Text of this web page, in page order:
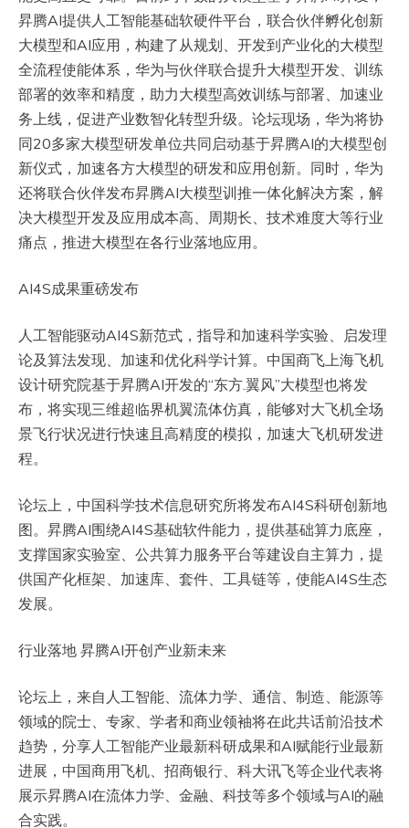
昇腾AI提供人工智能基础软硬件平台，联合伙伴孵化创新
大模型和AI应用，构建了从规划、开发到产业化的大模型
全流程使能体系，华为与伙伴联合提升大模型开发、训练
部署的效率和精度，助力大模型高效训练与部署、加速业
务上线，促进产业数智化转型升级。论坛现场，华为将协
同20多家大模型研发单位共同启动基于昇腾AI的大模型创
新仪式，加速各方大模型的研发和应用创新。同时，华为
还将联合伙伴发布昇腾AI大模型训推一体化解决方案，解
决大模型开发及应用成本高、周期长、技术难度大等行业
痛点，推进大模型在各行业落地应用。
AI4S成果重磅发布
人工智能驱动AI4S新范式，指导和加速科学实验、启发理
论及算法发现、加速和优化科学计算。中国商飞上海飞机
设计研究院基于昇腾AI开发的“东方.翼风”大模型也将发
布，将实现三维超临界机翼流体仿真，能够对大飞机全场
景飞行状况进行快速且高精度的模拟，加速大飞机研发进
程。
论坛上，中国科学技术信息研究所将发布AI4S科研创新地
图。昇腾AI围绕AI4S基础软件能力，提供基础算力底座，
支撑国家实验室、公共算力服务平台等建设自主算力，提
供国产化框架、加速库、套件、工具链等，使能AI4S生态
发展。
行业落地 昇腾AI开创产业新未来
论坛上，来自人工智能、流体力学、通信、制造、能源等
领域的院士、专家、学者和商业领袖将在此共话前沿技术
趋势，分享人工智能产业最新科研成果和AI赋能行业最新
进展，中国商用飞机、招商银行、科大讯飞等企业代表将
展示昇腾AI在流体力学、金融、科技等多个领域与AI的融
合实践。